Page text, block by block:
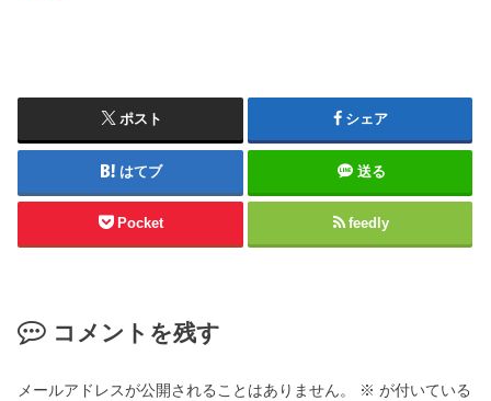
ポスト シェア
はてブ 送る
Pocket feedly
コメントを残す
メールアドレスが公開されることはありません。 ※ が付いている